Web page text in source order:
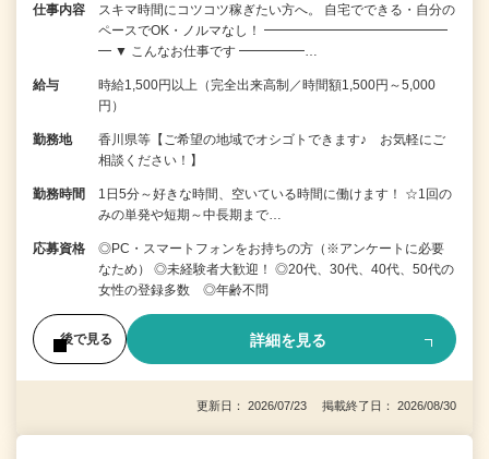
仕事内容
スキマ時間にコツコツ稼ぎたい方へ。 自宅でできる・自分の
ペースでOK・ノルマなし！ ━━━━━━━━━━━━━━
━ ▼ こんなお仕事です ━━━━━…
給与
時給1,500円以上（完全出来高制／時間額1,500円～5,000
円）
勤務地
香川県等【ご希望の地域でオシゴトできます♪ お気軽にご
相談ください！】
勤務時間
1日5分～好きな時間、空いている時間に働けます！ ☆1回の
みの単発や短期～中長期まで…
応募資格
◎PC・スマートフォンをお持ちの方（※アンケートに必要
なため） ◎未経験者大歓迎！ ◎20代、30代、40代、50代の
女性の登録多数 ◎年齢不問
後で見る 詳細を見る
更新日： 2026/07/23 掲載終了日： 2026/08/30